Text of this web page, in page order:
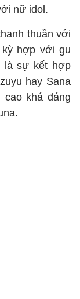
nữ idol.
thuần với
hợp với gu
là sự kết hợp
hay Sana
cao khá đáng